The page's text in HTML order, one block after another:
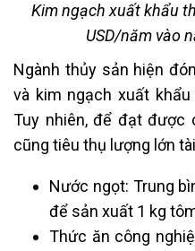
Kim ngạch xuất khẩu
USD/năm vào
Ngành thủy sản hiện
và kim ngạch xuất
Tuy nhiên, để đạt được
cũng tiêu thụ lượng lớn
Nước ngọt: Trung
để sản xuất 1 kg
Thức ăn công